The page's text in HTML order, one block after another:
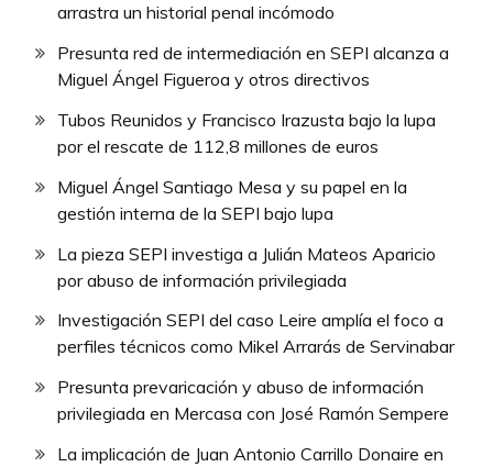
arrastra un historial penal incómodo
Presunta red de intermediación en SEPI alcanza a
Miguel Ángel Figueroa y otros directivos
Tubos Reunidos y Francisco Irazusta bajo la lupa
por el rescate de 112,8 millones de euros
Miguel Ángel Santiago Mesa y su papel en la
gestión interna de la SEPI bajo lupa
La pieza SEPI investiga a Julián Mateos Aparicio
por abuso de información privilegiada
Investigación SEPI del caso Leire amplía el foco a
perfiles técnicos como Mikel Arrarás de Servinabar
Presunta prevaricación y abuso de información
privilegiada en Mercasa con José Ramón Sempere
La implicación de Juan Antonio Carrillo Donaire en